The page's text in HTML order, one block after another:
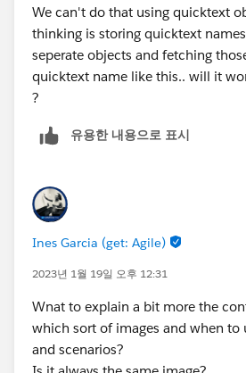
We can't do that using quicktext
thinking is storing quicktext
seperate objects and fetching
quicktext name like this.. will it
?
유용한 내용으로 표시
Ines Garcia (get: Agile)
2023년 1월 19일 오후 12:31
Wnat to explain a bit more the
which sort of images and when to
and scenarios?